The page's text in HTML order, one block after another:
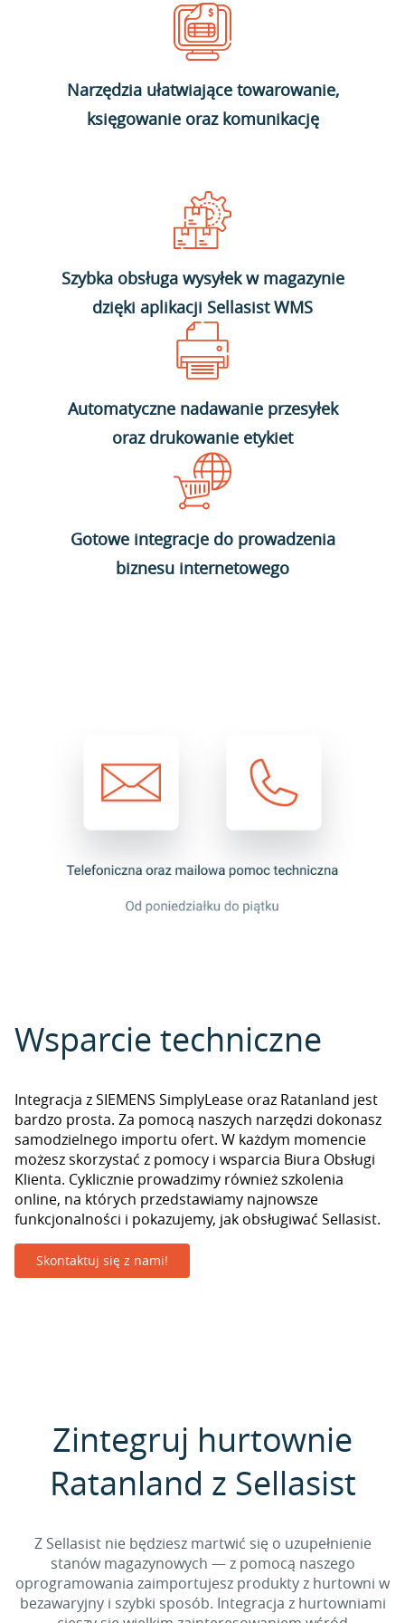
Narzędzia ułatwiające towarowanie,
księgowanie oraz komunikację
Szybka obsługa wysyłek w magazynie
dzięki aplikacji Sellasist WMS
Automatyczne nadawanie przesyłek
oraz drukowanie etykiet
Gotowe integracje do prowadzenia
biznesu internetowego
Wsparcie techniczne
Integracja z SIEMENS SimplyLease oraz Ratanland jest
bardzo prosta. Za pomocą naszych narzędzi dokonasz
samodzielnego importu ofert. W każdym momencie
możesz skorzystać z pomocy i wsparcia Biura Obsługi
Klienta. Cyklicznie prowadzimy również szkolenia
online, na których przedstawiamy najnowsze
funkcjonalności i pokazujemy, jak obsługiwać Sellasist.
Skontaktuj się z nami!
Zintegruj hurtownie
Ratanland z Sellasist
Z Sellasist nie będziesz martwić się o uzupełnienie
stanów magazynowych — z pomocą naszego
oprogramowania zaimportujesz produkty z hurtowni w
bezawaryjny i szybki sposób. Integracja z hurtowniami